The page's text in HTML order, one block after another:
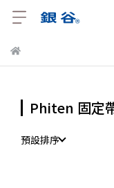
Phiten 固定
預設排序